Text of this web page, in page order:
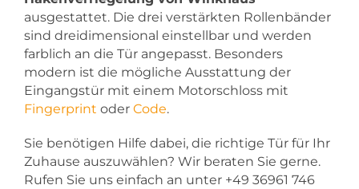
ausgestattet. Die drei verstärkten Rollenbänder
sind dreidimensional einstellbar und werden
farblich an die Tür angepasst. Besonders
modern ist die mögliche Ausstattung der
Eingangstür mit einem Motorschloss mit
Fingerprint oder Code.
Sie benötigen Hilfe dabei, die richtige Tür für Ihr
Zuhause auszuwählen? Wir beraten Sie gerne.
Rufen Sie uns einfach an unter +49 36961 746